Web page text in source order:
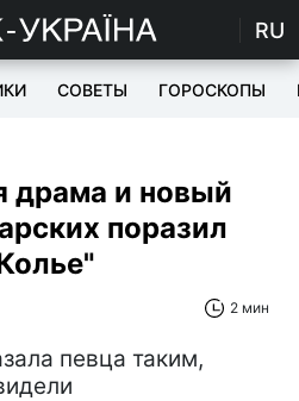
RU
СОВЕТЫ ГОРОСКОПЫ
драма и новый
поразил
2 мин
певца таким,